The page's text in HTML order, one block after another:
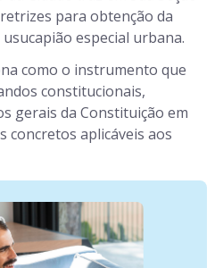
para obtenção da
especial urbana.
como o instrumento que
constitucionais,
gerais da Constituição em
concretos aplicáveis aos